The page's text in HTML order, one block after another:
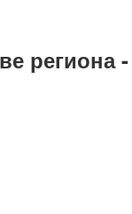
региона -